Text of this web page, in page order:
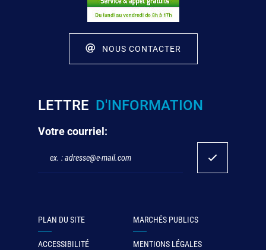
NOUS CONTACTER
LETTRE D'INFORMATION
Votre courriel:
PLAN DU SITE MARCHÉS PUBLICS
ACCESSIBILITÉ MENTIONS LÉGALES